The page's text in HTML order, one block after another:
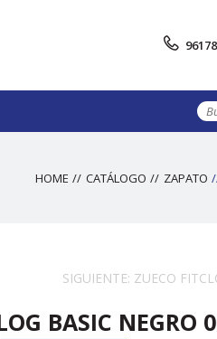
HOME CATÁLOGO ZAPATO
SIGUIENTE: ZUECO
BASIC NEGRO